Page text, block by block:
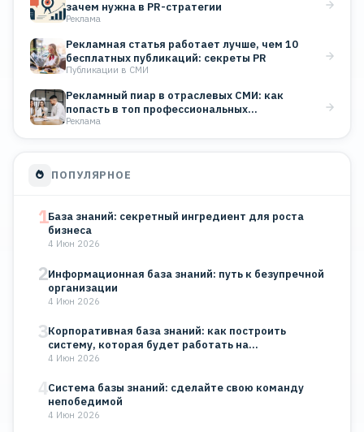
зачем нужна в PR-стратегии
Реклама
Рекламная статья работает лучше, чем 10
бесплатных публикаций: секреты PR
Публикации в СМИ
Рекламный пиар в отраслевых СМИ: как
попасть в топ профессиональных…
Реклама
ПОПУЛЯРНОЕ
1База знаний: секретный ингредиент для роста
бизнеса
4 Июн 2026
2Информационная база знаний: путь к безупречной
организации
4 Июн 2026
3Корпоративная база знаний: как построить
систему, которая будет работать на…
4 Июн 2026
4Система базы знаний: сделайте свою команду
непобедимой
4 Июн 2026